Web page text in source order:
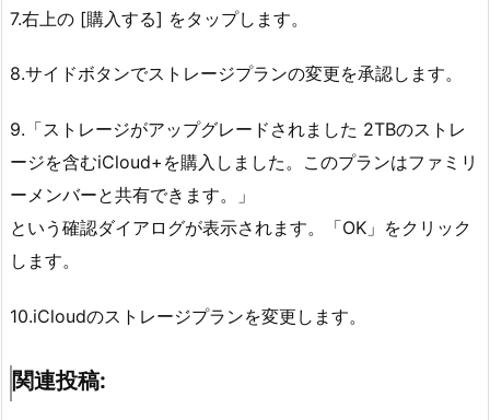
7.右上の [購入する] をタップします。
8.サイドボタンでストレージプランの変更を承認します。
9.「ストレージがアップグレードされました 2TBのストレ
ージを含むiCloud+を購入しました。このプランはファミリ
ーメンバーと共有できます。」
という確認ダイアログが表示されます。「OK」をクリック
します。
10.iCloudのストレージプランを変更します。
関連投稿: